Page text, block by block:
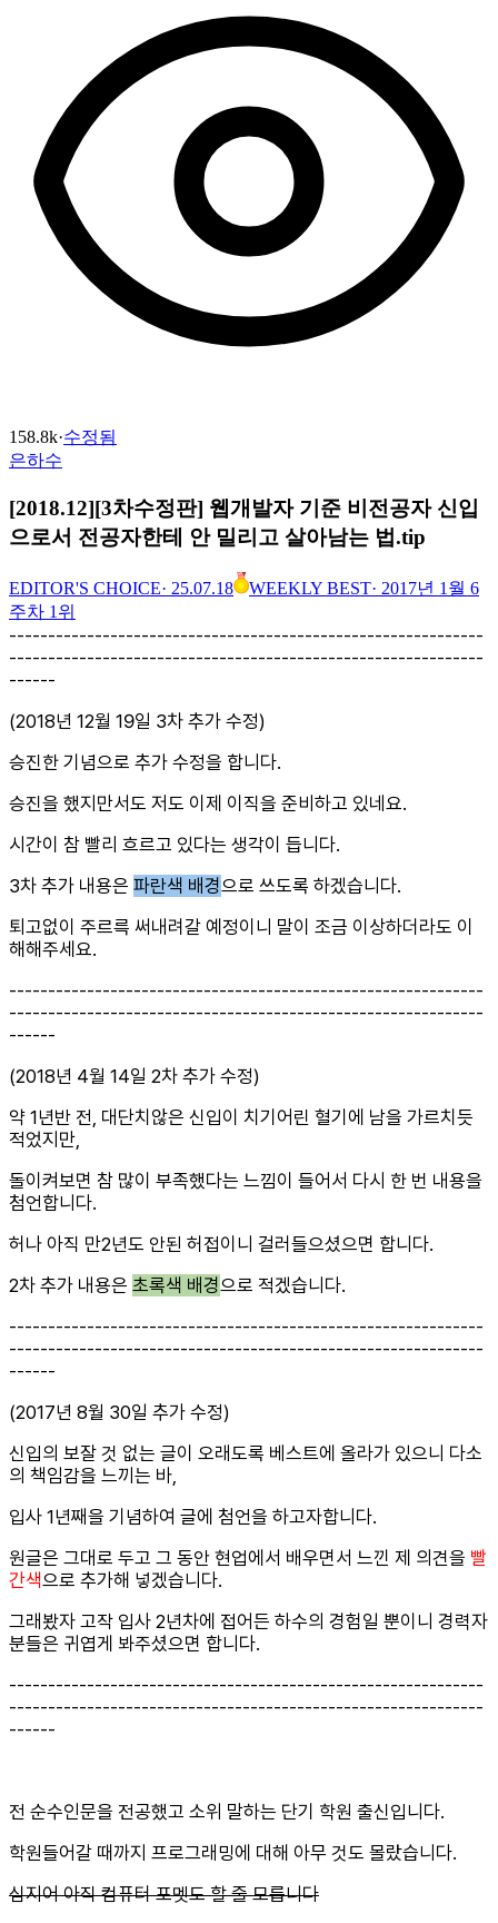
158.8k·수정됨
은하수
[2018.12][3차수정판] 웹개발자 기준 비전공자 신입
으로서 전공자한테 안 밀리고 살아남는 법.tip
EDITOR'S CHOICE· 25.07.18 WEEKLY BEST· 2017년 1월 6
주차 1위
-------------------------------------------------------------
-------------------------------------------------------------
------
(2018년 12월 19일 3차 추가 수정)
승진한 기념으로 추가 수정을 합니다.
승진을 했지만서도 저도 이제 이직을 준비하고 있네요.
시간이 참 빨리 흐르고 있다는 생각이 듭니다.
3차 추가 내용은 파란색 배경으로 쓰도록 하겠습니다.
퇴고없이 주르륵 써내려갈 예정이니 말이 조금 이상하더라도 이
해해주세요.
-------------------------------------------------------------
-------------------------------------------------------------
------
(2018년 4월 14일 2차 추가 수정)
약 1년반 전, 대단치않은 신입이 치기어린 혈기에 남을 가르치듯
적었지만,
돌이켜보면 참 많이 부족했다는 느낌이 들어서 다시 한 번 내용을
첨언합니다.
허나 아직 만2년도 안된 허접이니 걸러들으셨으면 합니다.
2차 추가 내용은 초록색 배경으로 적겠습니다.
-------------------------------------------------------------
-------------------------------------------------------------
------
(2017년 8월 30일 추가 수정)
신입의 보잘 것 없는 글이 오래도록 베스트에 올라가 있으니 다소
의 책임감을 느끼는 바,
입사 1년째을 기념하여 글에 첨언을 하고자합니다.
원글은 그대로 두고 그 동안 현업에서 배우면서 느낀 제 의견을 빨
간색으로 추가해 넣겠습니다.
그래봤자 고작 입사 2년차에 접어든 하수의 경험일 뿐이니 경력자
분들은 귀엽게 봐주셨으면 합니다.
-------------------------------------------------------------
-------------------------------------------------------------
------
전 순수인문을 전공했고 소위 말하는 단기 학원 출신입니다.
학원들어갈 때까지 프로그래밍에 대해 아무 것도 몰랐습니다.
심지어 아직 컴퓨터 포멧도 할 줄 모릅니다